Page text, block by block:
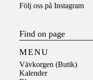
Följ oss på Instagram
Find on page
MENU
Vävkorgen (Butik)
Kalender